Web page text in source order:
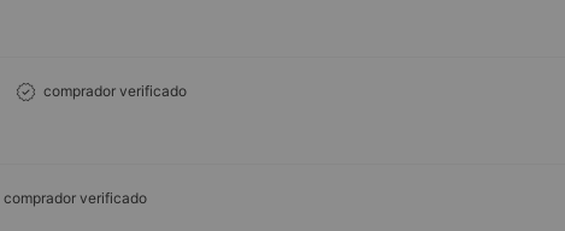
comprador verificado
comprador verificado